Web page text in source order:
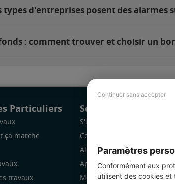
Continuer sans accepter
Paramètres
Conformément aux
utilisent des cookies et
types d'entreprises posent des alarmes
: comment trouver et choisir un
Particuliers
ça marche
travaux
Services Pro
S'inscrire
Comment ça marche
Aide
Application Mobile
Mon espace